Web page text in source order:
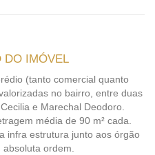
DO IMÓVEL
(tanto comercial quanto
no bairro, entre duas
e Marechal Deodoro.
média de 90 m² cada.
infra estrutura junto aos órgão
ordem.